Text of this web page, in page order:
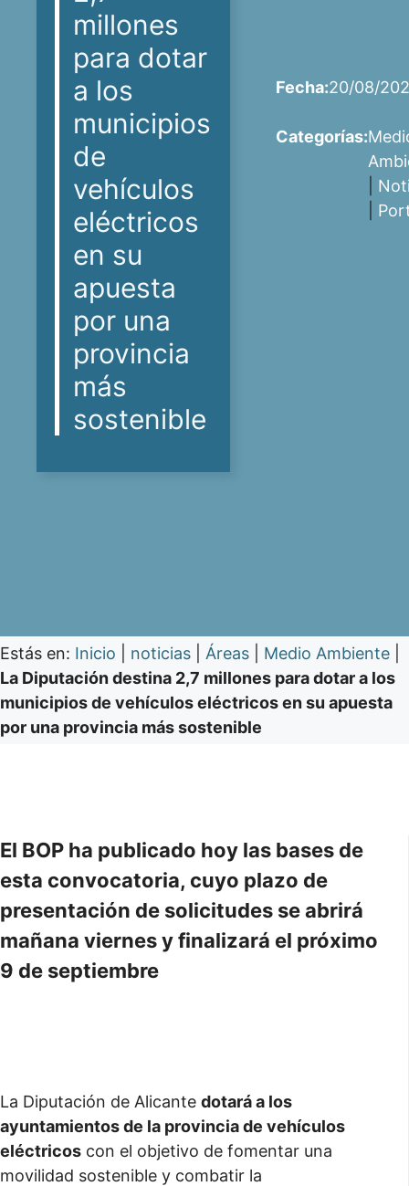
millones
para dotar
a los
municipios
de
vehículos
eléctricos
en su
apuesta
por una
provincia
más
sostenible
Fecha:20/08/
Categorías:
Estás en: Inicio noticias Áreas Medio Ambiente
La Diputación destina 2,7 millones para dotar a los
municipios de vehículos eléctricos en su apuesta
por una provincia más sostenible
El BOP ha publicado hoy las bases de
esta convocatoria, cuyo plazo de
presentación de solicitudes se abrirá
mañana viernes y finalizará el próximo
9 de septiembre
La Diputación de Alicante dotará a los
ayuntamientos de la provincia de vehículos
eléctricos con el objetivo de fomentar una
movilidad sostenible y combatir la